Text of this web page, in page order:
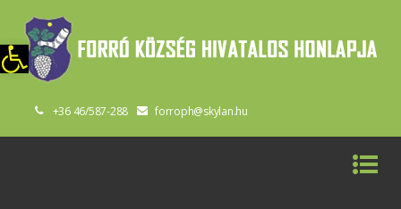
Eszköztár megnyitása
+36 46/587-288 forroph@skylan.hu